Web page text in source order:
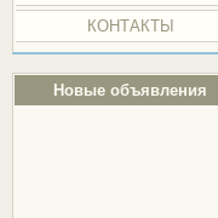
КОНТАКТЫ
Новые объявления